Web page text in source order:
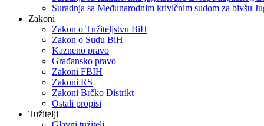
Suradnja sa Međunarodnim krivičnim sudom za bivšu
Zakoni
Zakon o Тužiteljstvu BiH
Zakon o Sudu BiH
Kazneno pravo
Građansko pravo
Zakoni FBIH
Zakoni RS
Zakoni Brčko Distrikt
Ostali propisi
Tužitelji